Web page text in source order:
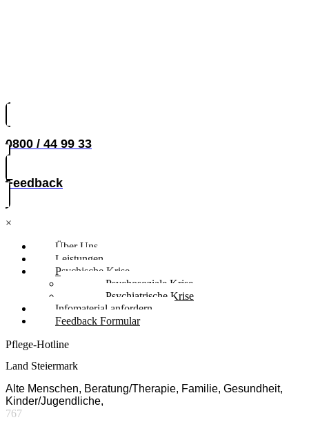
0800 / 44 99 33
Feedback
×
Über Uns
Leistungen
Psychische Krise
Psychosoziale Krise
Psychiatrische Krise
Infomaterial anfordern
Feedback Formular
Pflege-Hotline
Land Steiermark
Alte Menschen, Beratung/Therapie, Familie, Gesundheit,
Kinder/Jugendliche,
767